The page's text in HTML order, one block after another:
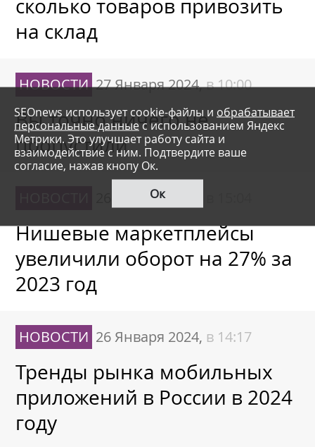
сколько товаров привозить
на склад
НОВОСТИ 27 Января 2024,в 10:00
Вы точно ничего не
пропустили
26 Января 2024,
Нишевые маркетплейсы
увеличили оборот на 27% за
2023 год
НОВОСТИ 26 Января 2024, в 14:17
Тренды рынка мобильных
приложений в России в 2024
году
SEOnews использует cookie-файлы и обрабатывает
персональные данныес использованием Яндекс
Метрики. Это улучшает работу сайта и
взаимодействие с ним. Подтвердите ваше
согласие, нажав кнопу Ок.
Ок